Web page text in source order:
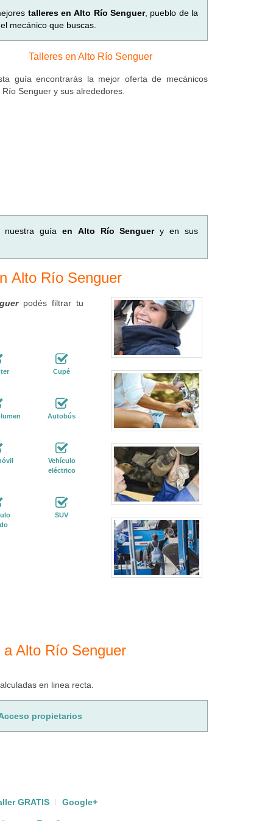
talleres en Alto Río Senguer, pueblo de la
mecánico que buscas.
Talleres en Alto Río Senguer
guía encontrarás la mejor oferta de mecánicos
Río Senguer y sus alrededores.
nuestra guía en Alto Río Senguery en sus
Alto Río Senguer
podés filtrar tu
Cupé
Autobús
Vehículo
eléctrico
SUV
Alto Río Senguer
en linea recta.
propietarios
GRATIS Google+